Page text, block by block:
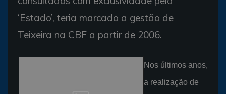
‘Estado’, teria marcado a gestão de
Teixeira na CBF a partir de 2006.
Nos últimos anos,
a realização de